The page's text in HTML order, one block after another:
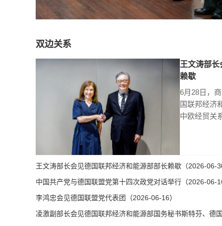
双边关系
王文涛部
赖歇
6月28日，
国联邦经济
中欧经贸关
王文涛部长会见德国联邦经济和能源部部长赖歇（2026-06-
中国共产党与德国联盟党第十四次政党对话举行（2026-06-
李鸿忠会见德国联盟党代表团（2026-06-16）
凌激副部长会见德国联邦经济和能源部国务秘书斯特芬、德